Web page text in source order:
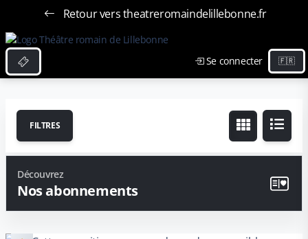
Retour vers theatreromaindelillebonne.fr
Se connecter
FILTRES
Découvrez
Nos abonnements